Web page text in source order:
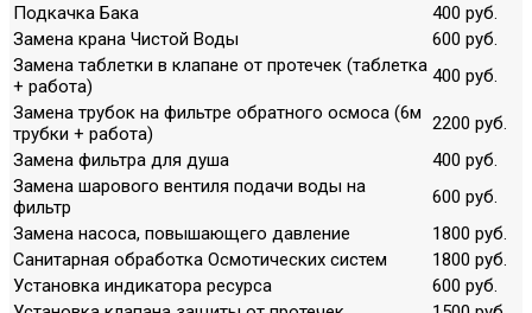
Подкачка Бака
400 руб.
Замена крана Чистой Воды
600 руб.
Замена таблетки в клапане от протечек (таблетка
+ работа)
400 руб.
Замена трубок на фильтре обратного осмоса (6м
трубки + работа)
2200 руб.
Замена фильтра для душа
400 руб.
Замена шарового вентиля подачи воды на
фильтр
600 руб.
Замена насоса, повышающего давление
1800 руб.
Санитарная обработка Осмотических систем
1800 руб.
Установка индикатора ресурса
600 руб.